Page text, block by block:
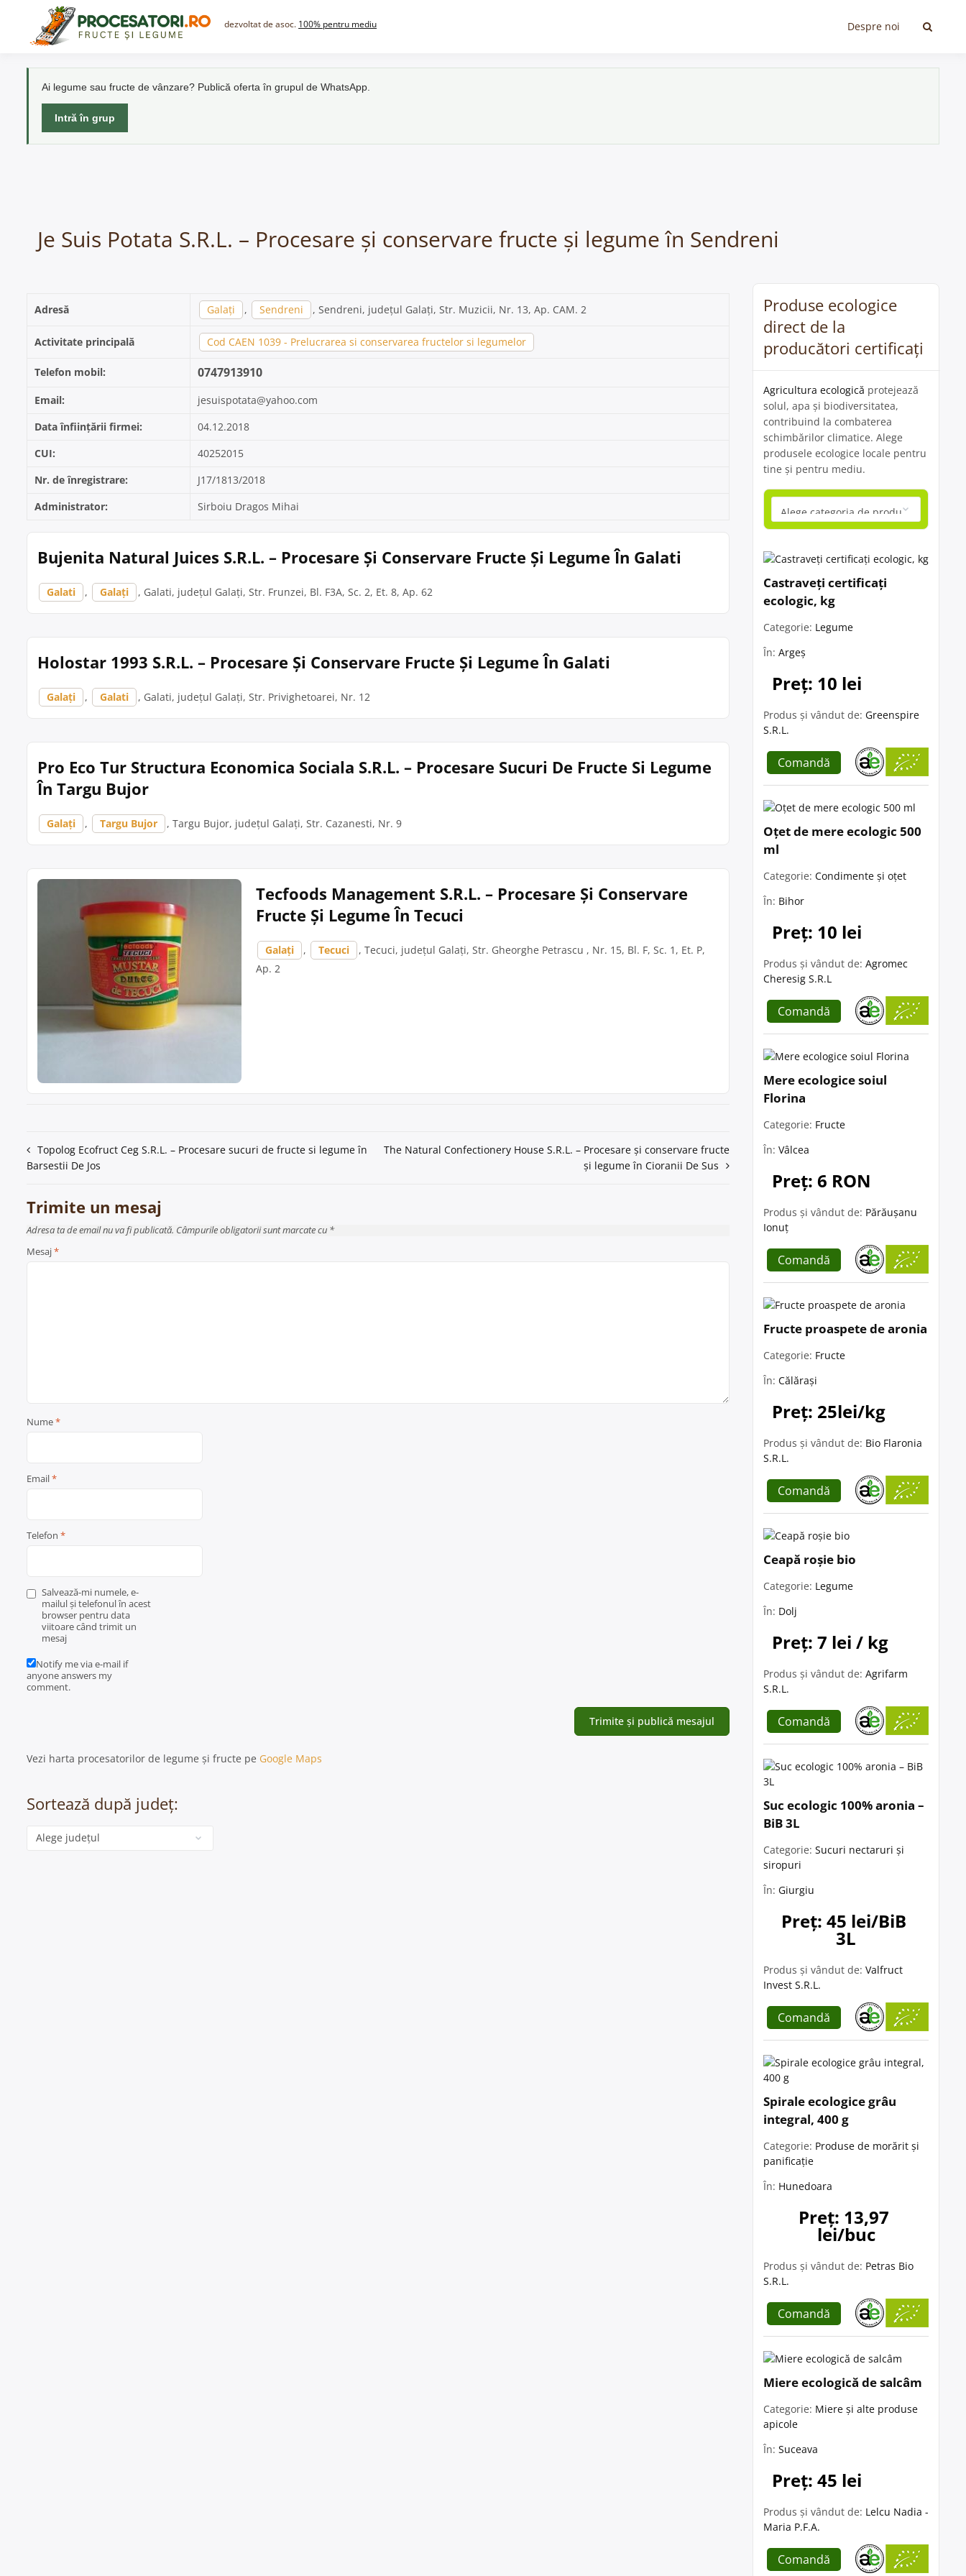
content
dezvoltat de asoc. 100% pentru mediu Despre noi
Ai legume sau fructe de vânzare? Publică oferta în grupul de WhatsApp.
Intră în grup
Je Suis Potata S.R.L. – Procesare și conservare fructe și legume în Sendreni
Adresă Galați , Sendreni , Sendreni, județul Galați, Str. Muzicii, Nr. 13, Ap. CAM. 2
Activitate principală Cod CAEN 1039 - Prelucrarea si conservarea fructelor si legumelor
Telefon mobil: 0747913910
Email:
jesuispotata@yahoo.com
Data înființării firmei:
04.12.2018
CUI:
40252015
Nr. de înregistrare:
J17/1813/2018
Administrator:
Sirboiu Dragos Mihai
Bujenita Natural Juices S.R.L. – Procesare Și Conservare Fructe Și Legume În Galati
Galati , Galați , Galati, județul Galați, Str. Frunzei, Bl. F3A, Sc. 2, Et. 8, Ap. 62
Holostar 1993 S.R.L. – Procesare Și Conservare Fructe Și Legume În Galati
Galați , Galati , Galati, județul Galați, Str. Privighetoarei, Nr. 12
Pro Eco Tur Structura Economica Sociala S.R.L. – Procesare Sucuri De Fructe Si Legume
În Targu Bujor
Galați , Targu Bujor , Targu Bujor, județul Galați, Str. Cazanesti, Nr. 9
Tecfoods Management S.R.L. – Procesare Și Conservare
Fructe Și Legume În Tecuci
Galați , Tecuci
, Tecuci, județul Galați, Str. Gheorghe Petrascu , Nr. 15, Bl. F, Sc. 1, Et. P,
Ap. 2
Navigare
în
articole
Topolog Ecofruct Ceg S.R.L. – Procesare sucuri de fructe si legume în
Barsestii De Jos
The Natural Confectionery House S.R.L. – Procesare și conservare fructe
și legume în Cioranii De Sus
Trimite un mesaj
Adresa ta de email nu va fi publicată. Câmpurile obligatorii sunt marcate cu *
Mesaj*
Nume*
Email*
Telefon *
Salvează-mi numele, e-
mailul și telefonul în acest
browser pentru data
viitoare când trimit un
mesaj
Notify me via e-mail if
anyone answers my
comment.
Vezi harta procesatorilor de legume și fructe pe Google Maps
Sortează după județ:
Categorie
Produse ecologice
direct de la
producători certificați
Agricultura ecologică protejează
solul, apa și biodiversitatea,
contribuind la combaterea
schimbărilor climatice. Alege
produsele ecologice locale pentru
tine și pentru mediu.
Castraveți certificați
ecologic, kg
Categorie: Legume
În: Argeș
Preț: 10 lei
Produs și vândut de: Greenspire
S.R.L.
Comandă
Oțet de mere ecologic 500
ml
Categorie: Condimente și oțet
În: Bihor
Preț: 10 lei
Produs și vândut de: Agromec
Cheresig S.R.L
Comandă
Mere ecologice soiul
Florina
Categorie: Fructe
În: Vâlcea
Preț: 6 RON
Produs și vândut de: Părăușanu
Ionuț
Comandă
Fructe proaspete de aronia
Categorie: Fructe
În: Călărași
Preț: 25lei/kg
Produs și vândut de: Bio Flaronia
S.R.L.
Comandă
Ceapă roșie bio
Categorie: Legume
În: Dolj
Preț: 7 lei / kg
Produs și vândut de: Agrifarm
S.R.L.
Comandă
Suc ecologic 100% aronia –
BiB 3L
Categorie: Sucuri nectaruri și
siropuri
În: Giurgiu
Preț: 45 lei/BiB
3L
Produs și vândut de: Valfruct
Invest S.R.L.
Comandă
Spirale ecologice grâu
integral, 400 g
Categorie: Produse de morărit și
panificație
În: Hunedoara
Preț: 13,97
lei/buc
Produs și vândut de: Petras Bio
S.R.L.
Comandă
Miere ecologică de salcâm
Categorie: Miere și alte produse
apicole
În: Suceava
Preț: 45 lei
Produs și vândut de: Lelcu Nadia -
Maria P.F.A.
Comandă